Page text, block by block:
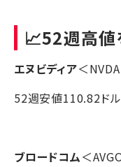
📈52週高値
エヌビディア＜
52週安値110.82ド
ブロードコム＜